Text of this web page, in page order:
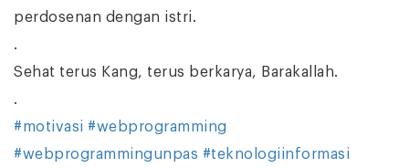
perdosenan dengan istri.
.
Sehat terus Kang, terus berkarya, Barakallah.
.
#motivasi #webprogramming
#webprogrammingunpas #teknologiinformasi